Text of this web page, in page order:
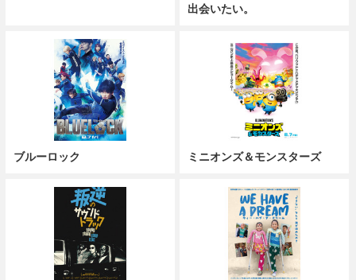
出会いたい。
ブルーロック ミニオンズ＆モンスターズ